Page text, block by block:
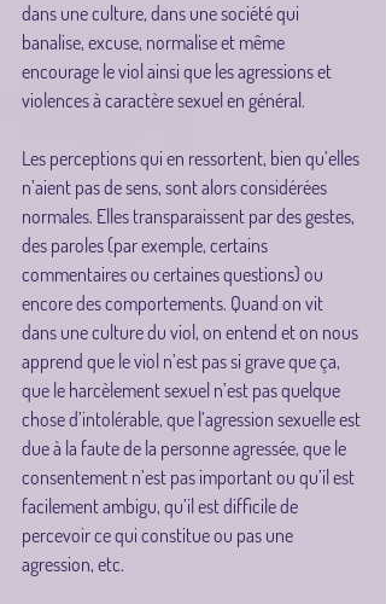
dans une culture, dans une société qui
banalise, excuse, normalise et même
encourage le viol ainsi que les agressions et
violences à caractère sexuel en général.
Les perceptions qui en ressortent, bien qu’elles
n’aient pas de sens, sont alors considérées
normales. Elles transparaissent par des gestes,
des paroles (par exemple, certains
commentaires ou certaines questions) ou
encore des comportements. Quand on vit
dans une culture du viol, on entend et on nous
apprend que le viol n’est pas si grave que ça,
que le harcèlement sexuel n’est pas quelque
chose d’intolérable, que l’agression sexuelle est
due à la faute de la personne agressée, que le
consentement n’est pas important ou qu’il est
facilement ambigu, qu’il est difficile de
percevoir ce qui constitue ou pas une
agression, etc.